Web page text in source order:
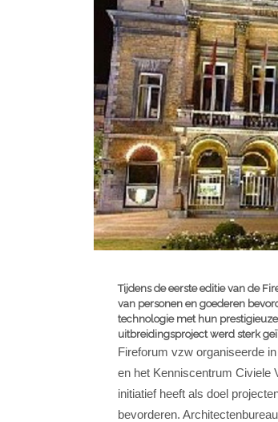
Tijdens de eerste editie van de
van personen en goederen
technologie met hun
uitbreidingsproject werd sterk
Fireforum vzw organiseerde
en het Kenniscentrum Civiele
initiatief heeft als doel
bevorderen. Architectenbureau